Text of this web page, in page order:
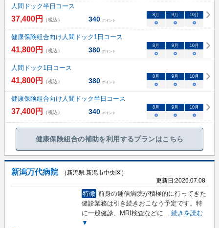
人間ドック半日コース
37,400円 （税込） 340 ポイント
8 月 9 月 10月
○ ○ ○
健康保険組合向け人間ドック1日コース
41,800円 （税込） 380 ポイント
8 月 9 月 10月
○ ○ ○
人間ドック1日コース
41,800円 （税込） 380 ポイント
8 月 9 月 10月
○ ○ ○
健康保険組合向け人間ドック半日コース
37,400円 （税込） 340 ポイント
8 月 9 月 10月
○ ○ ○
健康保険組合の補助を利用するプランはこちら
新潟万代病院
（新潟県 新潟市中央区）
更新日:2026.07.08
特徴 前身の逓信病院が積極的に行ってきた
健診業務は引き続きおこなう予定です。特
に一般健診、MRI検査などに... 続きを読む
▼